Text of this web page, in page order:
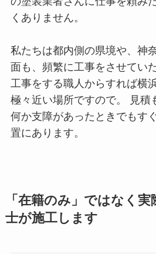
くありません。
私たちは都内側の県境や、神
面も、頻繁に工事をさせてい
工事をする職人からすれば横
極々近い場所ですので。 見積
何か支障があったときでもす
置にあります。
「在籍のみ」ではなく
士が施工します